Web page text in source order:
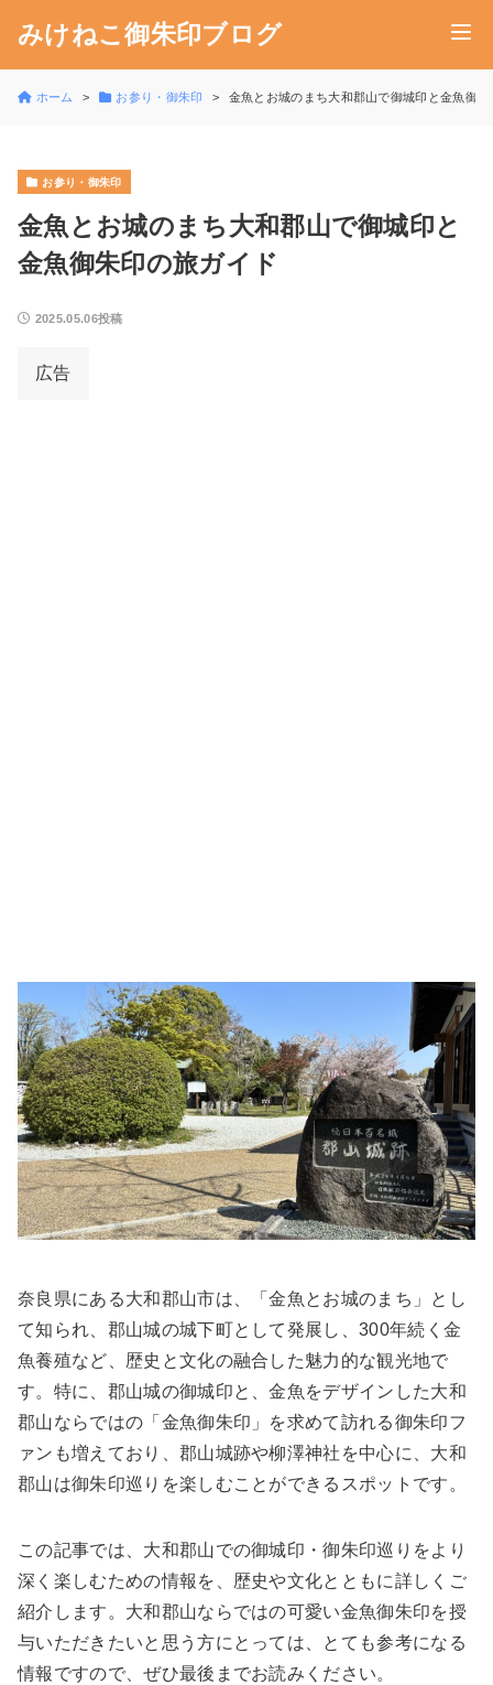
みけねこ御朱印ブログ
ホーム お参り・御朱印 金魚とお城のまち大和郡山で御城印と金魚御
お参り・御朱印
金魚とお城のまち大和郡山で御城印と
金魚御朱印の旅ガイド
2025.05.06投稿
広告
奈良県にある大和郡山市は、「金魚とお城のまち」とし
て知られ、郡山城の城下町として発展し、300年続く金
魚養殖など、歴史と文化の融合した魅力的な観光地で
す。特に、郡山城の御城印と、金魚をデザインした大和
郡山ならではの「金魚御朱印」を求めて訪れる御朱印フ
ァンも増えており、郡山城跡や柳澤神社を中心に、大和
郡山は御朱印巡りを楽しむことができるスポットです。
この記事では、大和郡山での御城印・御朱印巡りをより
深く楽しむための情報を、歴史や文化とともに詳しくご
紹介します。大和郡山ならではの可愛い金魚御朱印を授
与いただきたいと思う方にとっては、とても参考になる
情報ですので、ぜひ最後までお読みください。